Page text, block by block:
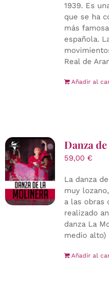
1939. Es
que se ha
más
española.
Real de
Añadir al
Danza
59,00 €
La danza
muy
a las obras
realizado
danza La
medio alto)
Añadir al